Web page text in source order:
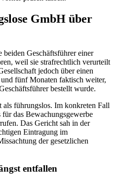
GmbH über
beiden Geschäftsführer einer
weil sie strafrechtlich verurteilt
jedoch über einen
fünf Monaten faktisch weiter,
bestellt wurde.
führungslos. Im konkreten Fall
das Bewachungsgewerbe
Das Gericht sah in der
Eintragung im
der gesetzlichen
entfallen